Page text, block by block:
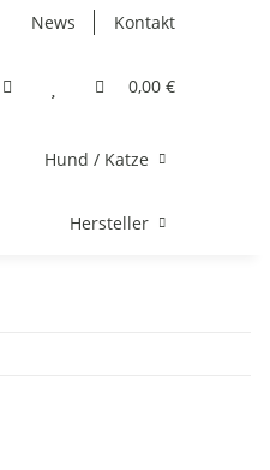
News Kontakt
0,00 €
Hund / Katze
Hersteller